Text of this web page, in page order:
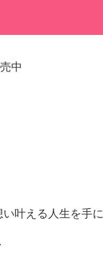
中
叶える人生を手